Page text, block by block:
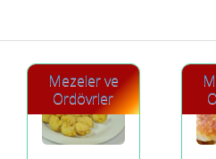
Mezeler ve
Ordövrler